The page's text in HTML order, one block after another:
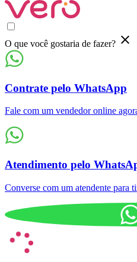
O que você gostaria de fazer?
Contrate pelo WhatsApp
Fale com um vendedor online
Atendimento pelo
Converse com um atendente para